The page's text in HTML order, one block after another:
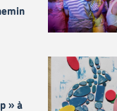
» à